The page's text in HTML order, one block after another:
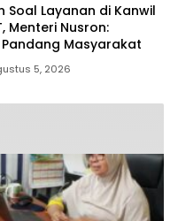
Soal Layanan di Kanwil
Menteri Nusron:
Masyarakat
5, 2026